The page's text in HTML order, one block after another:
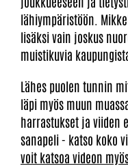
lähiympäristöön.
lisäksi vain joskus
muistikuvia
Lähes puolen tunnin
läpi myös muun
harrastukset ja viiden
sanapeli - katso koko
voit katsoa videon